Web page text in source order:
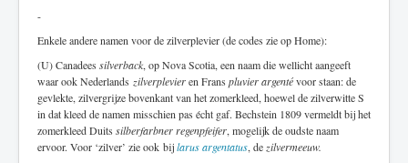
-
Enkele andere namen voor de zilverplevier (de codes zie op Home):
(U) Canadees silverback, op Nova Scotia, een naam die wellicht aangeeft
waar ook Nederlands zilverplevieren Frans pluvier argentévoor staan: de
gevlekte, zilvergrijze bovenkant van het zomerkleed, hoewel de zilverwitte S
in dat kleed de namen misschien pas écht gaf. Bechstein 1809 vermeldt bij het
zomerkleed Duits silberfarbner regenpfeifer, mogelijk de oudste naam
ervoor. Voor ‘zilver’ zie ook bijlarus argentatus, dezilvermeeuw.